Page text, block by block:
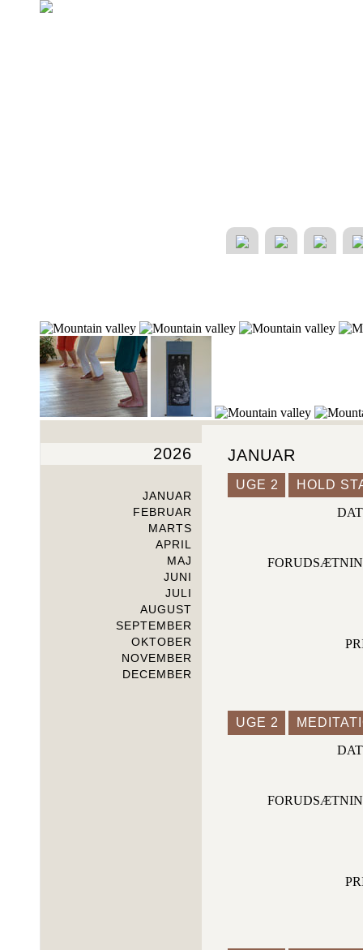
2026
JANUAR
FEBRUAR
MARTS
APRIL
MAJ
JUNI
JULI
AUGUST
SEPTEMBER
OKTOBER
NOVEMBER
DECEMBER
JANUAR
UGE 2
HOLD
UGE 2